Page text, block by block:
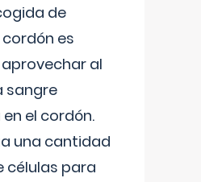
de
es
al
sangre
el cordón.
una cantidad
células para